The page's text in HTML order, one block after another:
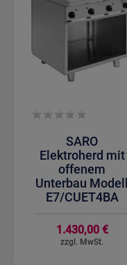
SARO
Elektroherd mit
offenem
Unterbau Modell
E7/CUET4BA
1.430,00 €